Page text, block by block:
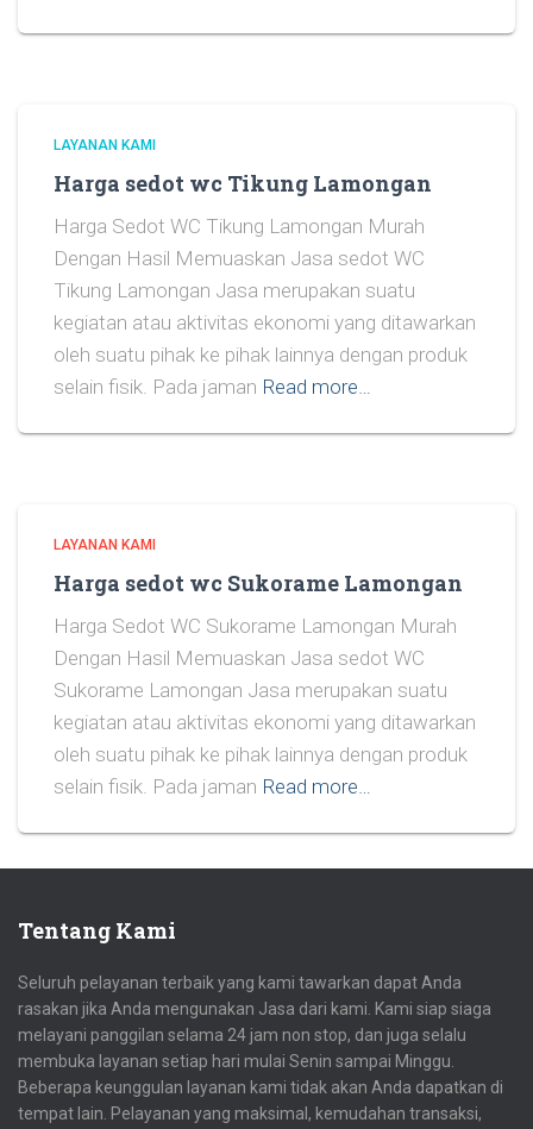
LAYANAN KAMI
Harga sedot wc Tikung Lamongan
Harga Sedot WC Tikung Lamongan Murah
Dengan Hasil Memuaskan Jasa sedot WC
Tikung Lamongan Jasa merupakan suatu
kegiatan atau aktivitas ekonomi yang ditawarkan
oleh suatu pihak ke pihak lainnya dengan produk
selain fisik. Pada jaman Read more…
LAYANAN KAMI
Harga sedot wc Sukorame Lamongan
Harga Sedot WC Sukorame Lamongan Murah
Dengan Hasil Memuaskan Jasa sedot WC
Sukorame Lamongan Jasa merupakan suatu
kegiatan atau aktivitas ekonomi yang ditawarkan
oleh suatu pihak ke pihak lainnya dengan produk
selain fisik. Pada jaman Read more…
Tentang Kami
Seluruh pelayanan terbaik yang kami tawarkan dapat Anda
rasakan jika Anda mengunakan Jasa dari kami. Kami siap siaga
melayani panggilan selama 24 jam non stop, dan juga selalu
membuka layanan setiap hari mulai Senin sampai Minggu.
Beberapa keunggulan layanan kami tidak akan Anda dapatkan di
tempat lain. Pelayanan yang maksimal, kemudahan transaksi,